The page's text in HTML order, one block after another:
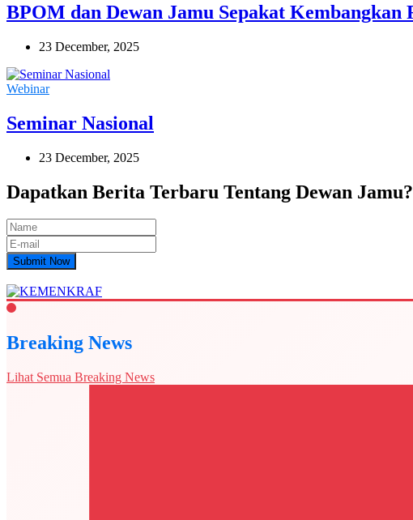
BPOM dan Dewan Jamu Sepakat Kembangkan
23 December, 2025
Webinar
Seminar Nasional
23 December, 2025
Dapatkan Berita Terbaru Tentang Dewan Jamu?
Submit Now
Breaking News
Lihat Semua Breaking News